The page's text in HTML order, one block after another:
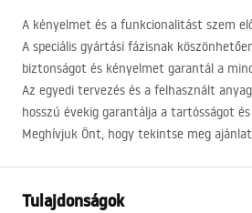
A kényelmet és a funkcionalitást szem
A speciális gyártási fázisnak
biztonságot és kényelmet garantál a
Az egyedi tervezés és a felhasznált
hosszú évekig garantálja a tartósságot
Meghívjuk Önt, hogy tekintse meg
Tulajdonságok